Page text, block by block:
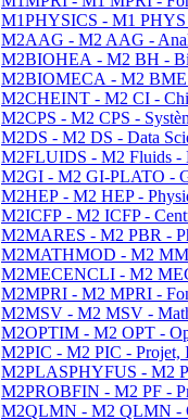
M1PHYSICS - M1 PHYS
M2AAG - M2 AAG -
M2BIOHEA - M2 BH -
M2BIOMECA - M2 BME
M2CHEINT - M2 CI -
M2CPS - M2 CPS -
M2DS - M2 DS - Data
M2FLUIDS - M2 Fluids -
M2GI - M2 GI-PLATO -
M2HEP - M2 HEP -
M2ICFP - M2 ICFP -
M2MARES - M2 PBR -
M2MATHMOD - M2 MM
M2MECENCLI - M2
M2MPRI - M2 MPRI -
M2MSV - M2 MSV -
M2OPTIM - M2 OPT -
M2PIC - M2 PIC - Projet,
M2PLASPHYFUS - M2
M2PROBFIN - M2 PF -
M2QLMN - M2 QLMN -